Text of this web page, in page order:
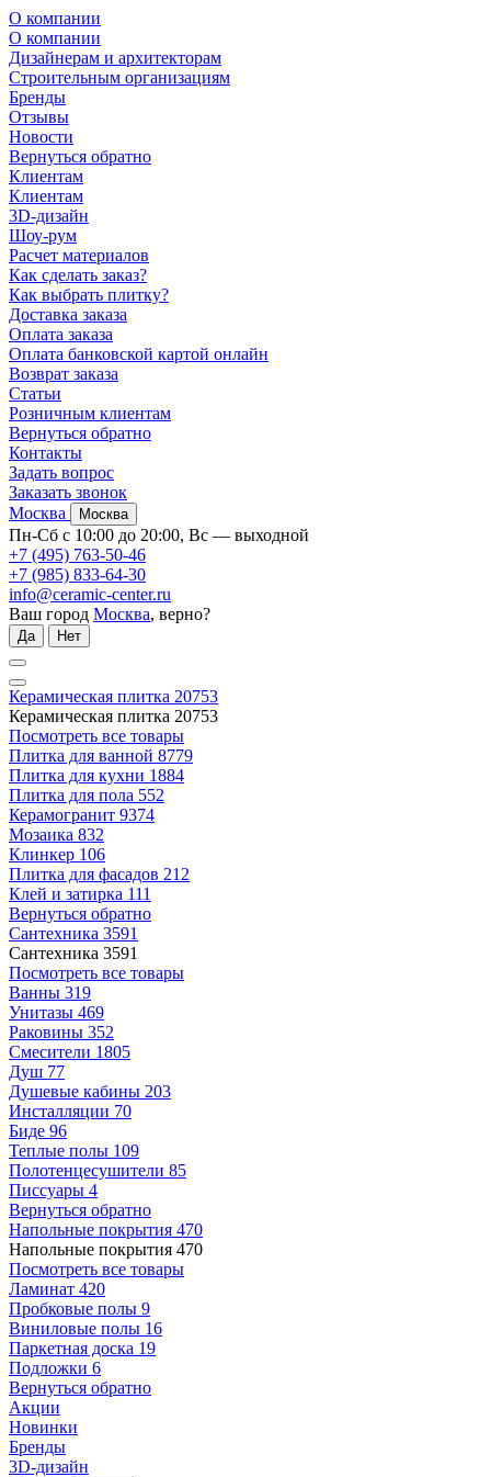
О компании
О компании
Дизайнерам и архитекторам
Строительным организациям
Бренды
Отзывы
Новости
Вернуться обратно
Клиентам
Клиентам
3D-дизайн
Шоу-рум
Расчет материалов
Как сделать заказ?
Как выбрать плитку?
Доставка заказа
Оплата заказа
Оплата банковской картой онлайн
Возврат заказа
Статьи
Розничным клиентам
Вернуться обратно
Контакты
Задать вопрос
Заказать звонок
Москва
Москва
Пн-Сб с 10:00 до 20:00, Вс — выходной
+7 (495) 763-50-46
+7 (985) 833-64-30
info@ceramic-center.ru
Ваш город Москва, верно?
Да Нет
Керамическая плитка 20753
Керамическая плитка 20753
Посмотреть все товары
Плитка для ванной 8779
Плитка для кухни 1884
Плитка для пола 552
Керамогранит 9374
Мозаика 832
Клинкер 106
Плитка для фасадов 212
Клей и затирка 111
Вернуться обратно
Сантехника 3591
Сантехника 3591
Посмотреть все товары
Ванны 319
Унитазы 469
Раковины 352
Смесители 1805
Душ 77
Душевые кабины 203
Инсталляции 70
Биде 96
Теплые полы 109
Полотенцесушители 85
Писсуары 4
Вернуться обратно
Напольные покрытия 470
Напольные покрытия 470
Посмотреть все товары
Ламинат 420
Пробковые полы 9
Виниловые полы 16
Паркетная доска 19
Подложки 6
Вернуться обратно
Акции
Новинки
Бренды
3D-дизайн